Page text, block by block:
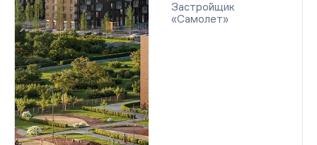
Застройщик
«Самолет»